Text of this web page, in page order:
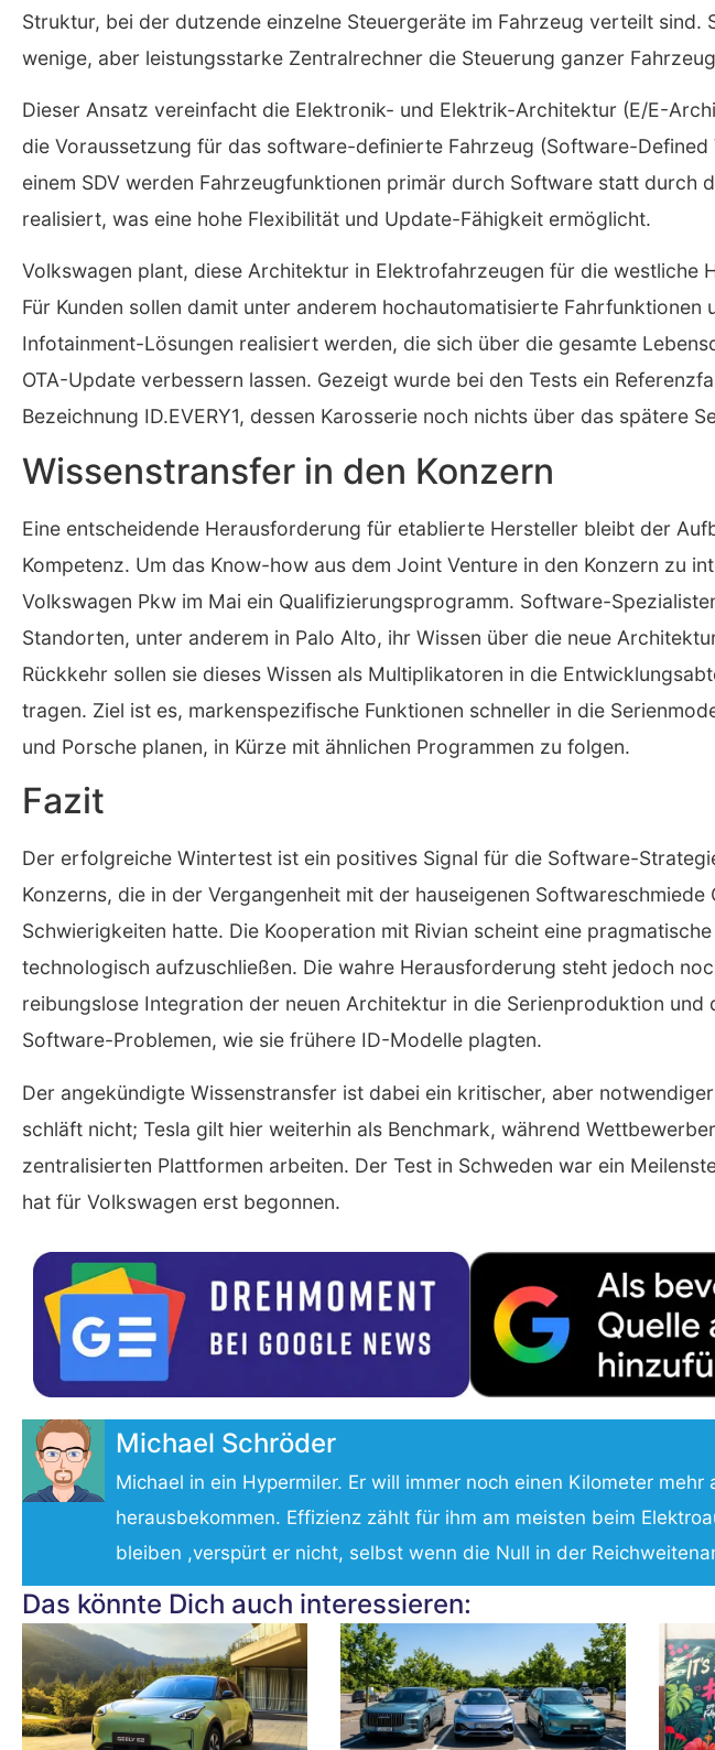
Struktur, bei der dutzende einzelne Steuergeräte im Fahrzeug verteilt sind.
wenige, aber leistungsstarke Zentralrechner die Steuerung ganzer
Dieser Ansatz vereinfacht die Elektronik- und Elektrik-Architektur (E/E-
die Voraussetzung für das software-definierte Fahrzeug (Software-Defined
einem SDV werden Fahrzeugfunktionen primär durch Software statt durch
realisiert, was eine hohe Flexibilität und Update-Fähigkeit ermöglicht.
Volkswagen plant, diese Architektur in Elektrofahrzeugen für die westliche
Für Kunden sollen damit unter anderem hochautomatisierte Fahrfunktionen
Infotainment-Lösungen realisiert werden, die sich über die gesamte
OTA-Update verbessern lassen. Gezeigt wurde bei den Tests ein
Bezeichnung ID.EVERY1, dessen Karosserie noch nichts über das spätere
Wissenstransfer in den Konzern
Eine entscheidende Herausforderung für etablierte Hersteller bleibt der
Kompetenz. Um das Know-how aus dem Joint Venture in den Konzern zu
Volkswagen Pkw im Mai ein Qualifizierungsprogramm. Software-
Standorten, unter anderem in Palo Alto, ihr Wissen über die neue
Rückkehr sollen sie dieses Wissen als Multiplikatoren in die
tragen. Ziel ist es, markenspezifische Funktionen schneller in die
und Porsche planen, in Kürze mit ähnlichen Programmen zu folgen.
Fazit
Der erfolgreiche Wintertest ist ein positives Signal für die Software-
Konzerns, die in der Vergangenheit mit der hauseigenen Softwareschmiede
Schwierigkeiten hatte. Die Kooperation mit Rivian scheint eine
technologisch aufzuschließen. Die wahre Herausforderung steht jedoch
reibungslose Integration der neuen Architektur in die Serienproduktion und
Software-Problemen, wie sie frühere ID-Modelle plagten.
Der angekündigte Wissenstransfer ist dabei ein kritischer, aber
schläft nicht; Tesla gilt hier weiterhin als Benchmark, während
zentralisierten Plattformen arbeiten. Der Test in Schweden war ein
hat für Volkswagen erst begonnen.
Michael Schröder
Michael in ein Hypermiler. Er will immer noch einen Kilometer mehr
herausbekommen. Effizienz zählt für ihm am meisten beim
bleiben ,verspürt er nicht, selbst wenn die Null in der
Das könnte Dich auch interessieren: